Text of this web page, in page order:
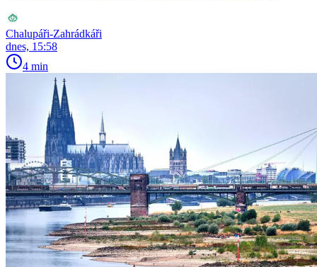
Chalupáři-Zahrádkáři
dnes, 15:58
4 min